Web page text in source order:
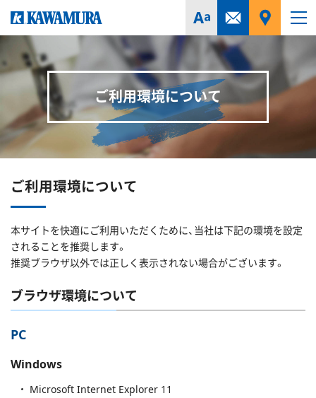
ご利用環境について
ご利用環境について
本サイトを快適にご利用いただくために、当社は下記の環境を設定
されることを推奨します。
推奨ブラウザ以外では正しく表示されない場合がございます。
ブラウザ環境について
PC
Windows
Microsoft Internet Explorer 11